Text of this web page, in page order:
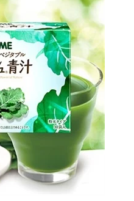
(毎月1点)
4,084 円 (税込)
通常価格
4,428 円 (税込)